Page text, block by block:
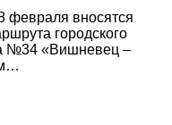
февраля вносятся
городского
№34 «Вишневец –